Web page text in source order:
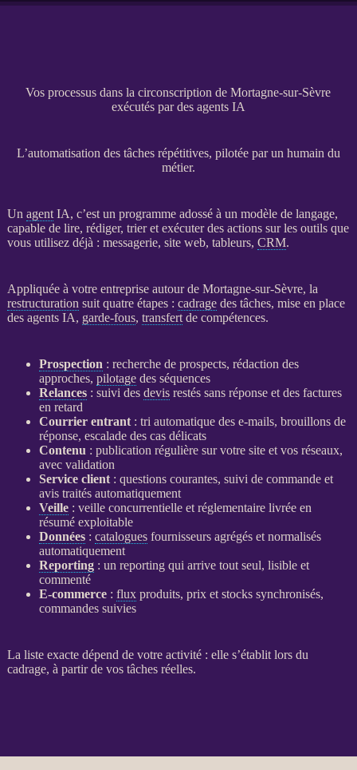
Vos processus dans la circonscription de Mortagne-sur-Sèvre
exécutés par des agents IA
L’automatisation des tâches répétitives, pilotée par un humain du
métier.
Un agent IA, c’est un programme adossé à un modèle de langage,
capable de lire, rédiger, trier et exécuter des actions sur les outils que
vous utilisez déjà : messagerie, site web, tableurs, CRM.
Appliquée à votre entreprise autour de Mortagne-sur-Sèvre, la
restructuration suit quatre étapes : cadragedes tâches, mise en place
des agents IA, garde-fous, transfertde compétences.
Prospection : recherche de prospects, rédaction des
approches, pilotagedes séquences
Relances: suivi des devisrestés sans réponse et des factures
en retard
Courrier entrant: tri automatique des e-mails, brouillons de
réponse, escalade des cas délicats
Contenu : publication régulière sur votre site et vos réseaux,
avec validation
Service client: questions courantes, suivi de commande et
avis traités automatiquement
Veille: veille concurrentielleet réglementaire livrée en
résumé exploitable
Données: cataloguesfournisseurs agrégés et normalisés
automatiquement
Reporting: un reportingqui arrive tout seul, lisible et
commenté
E-commerce: fluxproduits, prix et stocks synchronisés,
commandes suivies
La liste exacte dépend de votre activité : elle s’établit lors du
cadrage, à partir de vos tâches réelles.